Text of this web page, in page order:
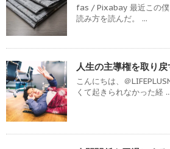
fas / Pixabay 最近この
読み方を読んだ。 ...
人生の主導権を取り戻
こんにちは、＠
くて起きられなかった経 ...